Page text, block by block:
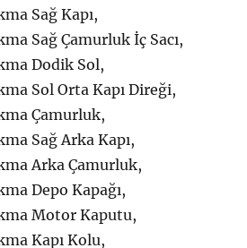
Sağ Kapı,
Sağ Çamurluk İç Sacı,
Dodik Sol,
Sol Orta Kapı Direği,
Çamurluk,
Sağ Arka Kapı,
Arka Çamurluk,
Depo Kapağı,
Motor Kaputu,
Kapı Kolu,